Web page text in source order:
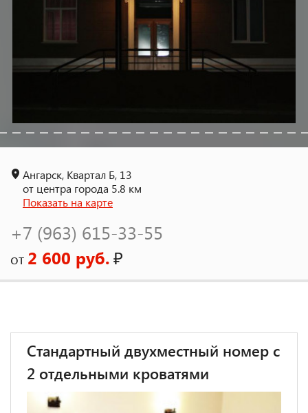
Ангарск, Квартал Б, 13
от центра города 5.8 км
Показать на карте
+7 (963) 615-33-55
от 2 600 руб.₽
Стандартный двухместный номер с
2 отдельными кроватями